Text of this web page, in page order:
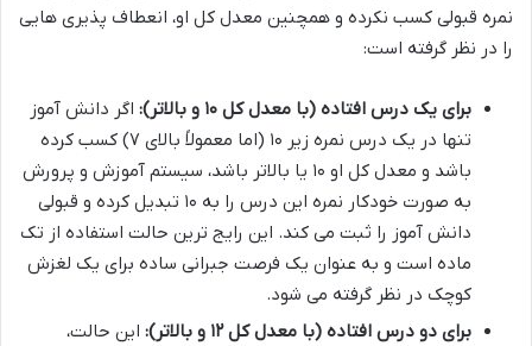
نمره قبولی کسب نکرده و همچنین معدل کل او، انعطاف پذیری هایی
را در نظر گرفته است:
برای یک درس افتاده (با معدل کل ۱۰ و بالاتر):
اگر دانش آموز
تنها در یک درس نمره زیر ۱۰ (اما معمولاً بالای ۷) کسب کرده
باشد و معدل کل او ۱۰ یا بالاتر باشد، سیستم آموزش و پرورش
به صورت خودکار نمره این درس را به ۱۰ تبدیل کرده و قبولی
دانش آموز را ثبت می کند. این رایج ترین حالت استفاده از تک
ماده است و به عنوان یک فرصت جبرانی ساده برای یک لغزش
کوچک در نظر گرفته می شود.
برای دو درس افتاده (با معدل کل ۱۲ و بالاتر):
این حالت،